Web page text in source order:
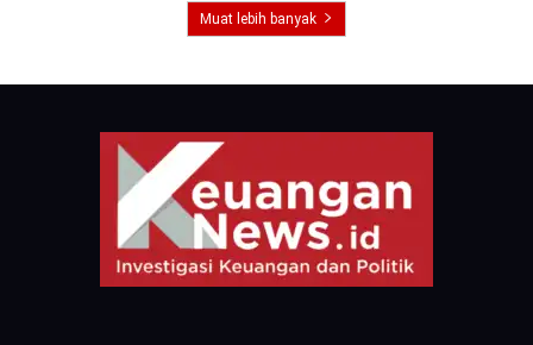
Muat lebih banyak